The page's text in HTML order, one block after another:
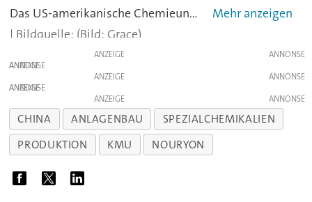
Das US-amerikanische Chemieunternehmen Grace hat in Worms eine neues Werk zur Herstellung kolloidaler Kieselsäure eröffnet. Damit verdoppelt der Hersteller seine Produktionskapazität für das Produkt.Mehr zum Projekt
(Bild: Grace)
ANZEIGE
ANZEIGE
ANZEIGE
ANZEIGE
ANZEIGE
CHINA ANLAGENBAU
SPEZIALCHEMIKALIEN
PRODUKTION
KMU NOURYON